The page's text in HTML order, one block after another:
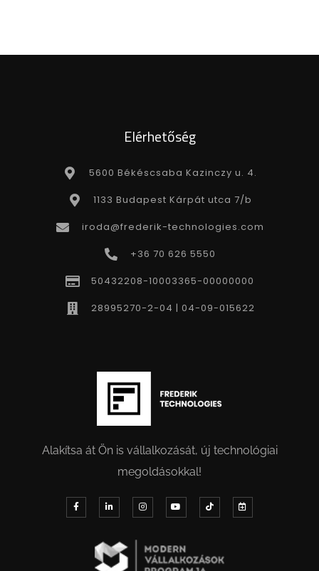
Elérhetőség
5600 Békéscsaba Kazinczy u. 4.
1133 Budapest Kárpát utca 7/b
iroda@frederik-technologies.com
+36 70 626 5550
50432208-10003365-00000000
28995270-2-04 | 04-09-015622
Alakítsa át Ön is vállalkozását, új technológiai
megoldásokkal!